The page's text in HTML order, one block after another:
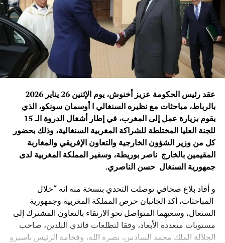
الالتزام ببناء شراكة أكثر قوة وفعالية، تستجيب لتطلعات
الشعوب الإفريقية والصينية وتساهم في تحقيق التنمية المشتركة
والسلام والاستقرار على المستوى الدولي.
ويأتي هذا اللقاء في وقت تشهد فيه العلاقات الصينية الإفريقية
زخماً متزايداً، مدفوعاً برؤية مشتركة تقوم على التعاون
والتضامن وتحقيق المصالح المتبادلة، بما يعزز مكانة هذه
الشراكة كإحدى أهم العلاقات الدولية في القرن الحادي
والعشرين.
محمد نبيل – بكين
الصورة: منتدى التعاون الصيني-الإفريقي، بكين — المصدر: ويكيميديا كومنز
(رخصة CC BY-SA 4.0).
عقد رئيس الحكومة عزيز أخنوش، يوم الإثنين 26 يناير 2026
بالرباط، مباحثات مع نظيره ‏السنغالي ا أوسمان ‏سونكو، الذي
يقوم بزيارة عمل إلى المغرب، في إطار أشغال الدروة الـ 15
للجنة العليا المختلطة للشراكة المغربية السنغالية، وذلك بحضور
كل من وزير الشؤون الخارجية والتعاون الإفريقي والمغاربة
المقيمين بالخارج ناصر بوريطة، وسفير المملكة المغربية لدى
جمهورية السنغال حسن الناصري.
و أفاد بلاغ صحافي توصلت التحدي بنسخة منه انه “خلال
المباحثات، أكد الجانبان حرص المملكة المغربية وجمهورية
السنغال، وسعيهما المتواصل نحو الارتقاء بالتعاون المشترك إلى
مستويات متعددة الأبعاد، وفقا لتطلعات قائدي البلدين، صاحب
الجلالة الملك محمد السادس، نصره الله، وفخامة الرئيس باسيرو